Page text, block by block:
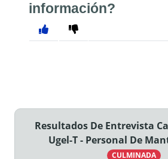
información?
Resultados De Entrevista
Ugel-T - Personal De
CULMINADA